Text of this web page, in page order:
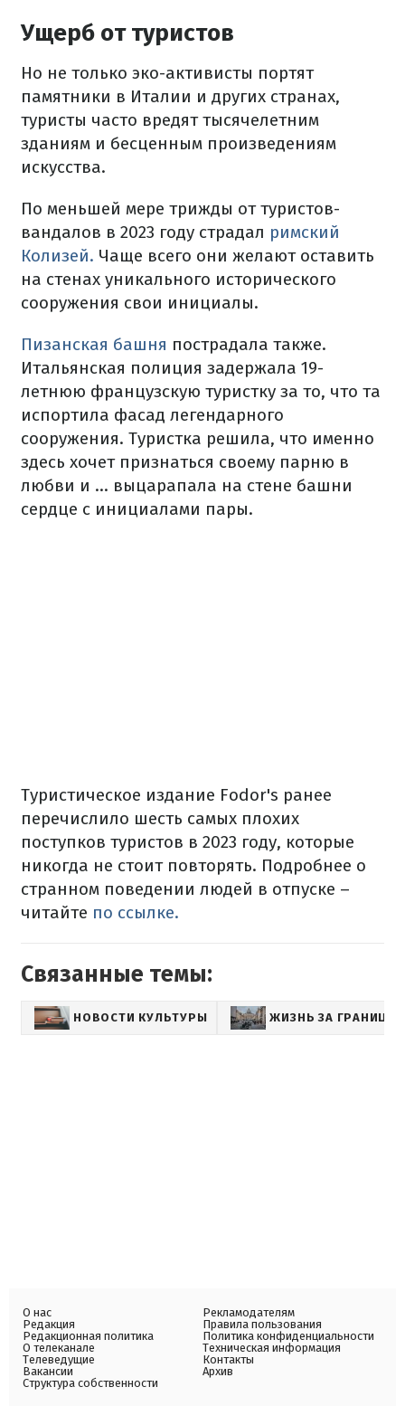
Ущерб от туристов
Но не только эко-активисты портят
памятники в Италии и других странах,
туристы часто вредят тысячелетним
зданиям и бесценным произведениям
искусства.
По меньшей мере трижды от туристов-
вандалов в 2023 году страдал римский
Колизей. Чаще всего они желают оставить
на стенах уникального исторического
сооружения свои инициалы.
Пизанская башня пострадала также.
Итальянская полиция задержала 19-
летнюю французскую туристку за то, что та
испортила фасад легендарного
сооружения. Туристка решила, что именно
здесь хочет признаться своему парню в
любви и … выцарапала на стене башни
сердце с инициалами пары.
Туристическое издание Fodor's ранее
перечислило шесть самых плохих
поступков туристов в 2023 году, которые
никогда не стоит повторять. Подробнее о
странном поведении людей в отпуске –
читайте по ссылке.
Связанные темы:
НОВОСТИ КУЛЬТУРЫ ЖИЗНЬ ЗА ГРАНИЦЕЙ
О нас
Редакция
Редакционная политика
О телеканале
Телеведущие
Вакансии
Структура собственности
Рекламодателям
Правила пользования
Политика конфиденциальности
Техническая информация
Контакты
Архив